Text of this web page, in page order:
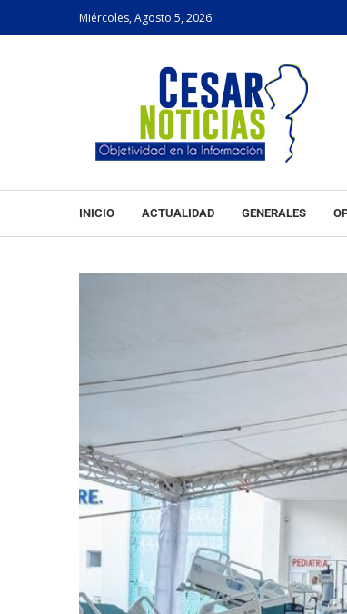
Miércoles, Agosto 5, 2026
INICIO ACTUALIDAD GENERALES